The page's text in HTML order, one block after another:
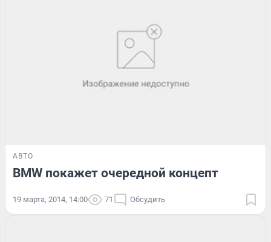
АВТО
BMW покажет очередной концепт
19 марта, 2014, 14:00 71 Обсудить